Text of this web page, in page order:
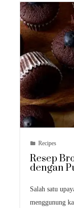
Recipes
Resep
dengan
Salah satu
menggunung